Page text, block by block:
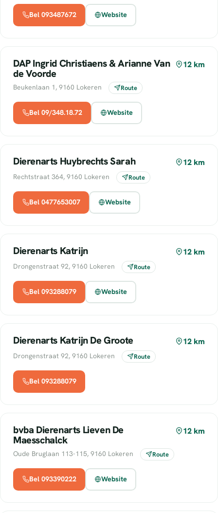
Bel 093487672 Website
DAP Ingrid Christiaens & Arianne Van
de Voorde
12 km
Beukenlaan 1, 9160 Lokeren Route
Bel 09/348.18.72 Website
Dierenarts Huybrechts Sarah 12 km
Rechtstraat 364, 9160 Lokeren Route
Bel 0477653007 Website
Dierenarts Katrijn 12 km
Drongenstraat 92, 9160 Lokeren Route
Bel 093288079 Website
Dierenarts Katrijn De Groote 12 km
Drongenstraat 92, 9160 Lokeren Route
Bel 093288079
bvba Dierenarts Lieven De
Maesschalck
12 km
Oude Bruglaan 113-115, 9160 Lokeren Route
Bel 093390222 Website